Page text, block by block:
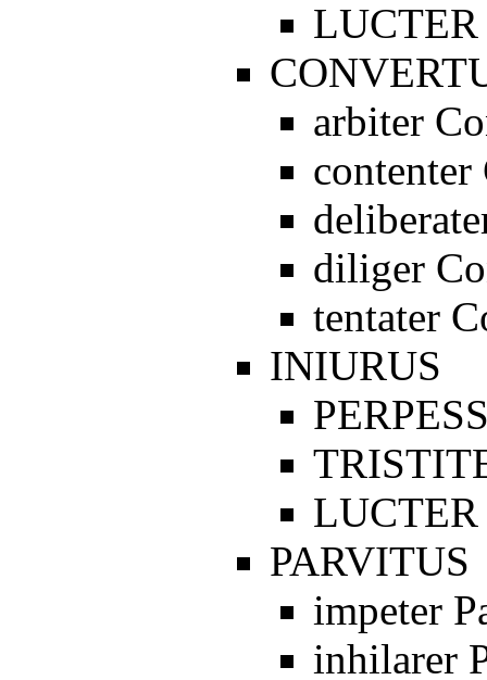
arbiter
contenter
diliger
tentater
INIURUS
PARVITUS
impeter
inhilarer